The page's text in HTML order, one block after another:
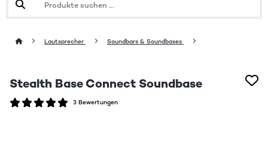
Lautsprecher Soundbars & Soundbases
Stealth Base Connect Soundbase
3 Bewertungen